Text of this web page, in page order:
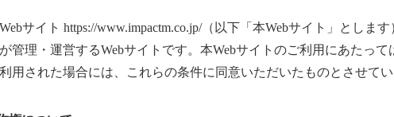
サイト https://www.impactm.co.jp/（以下「本Webサイト」とし
管理・運営するWebサイトです。本Webサイトのご利用にあたっ
用された場合には、これらの条件に同意いただいたものとさせてい